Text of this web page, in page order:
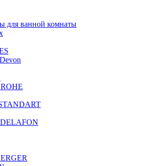
для ванной комнаты